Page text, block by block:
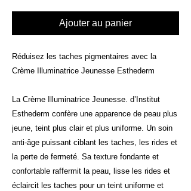
Ajouter au panier
Réduisez les taches pigmentaires avec la
Crème Illuminatrice Jeunesse Esthederm
La Crème Illuminatrice Jeunesse. d’Institut
Esthederm confère une apparence de peau plus
jeune, teint plus clair et plus uniforme. Un soin
anti-âge puissant ciblant les taches, les rides et
la perte de fermeté. Sa texture fondante et
confortable raffermit la peau, lisse les rides et
éclaircit les taches pour un teint uniforme et